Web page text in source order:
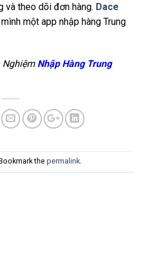
và theo dõi đơn hàng. Dace
một app nhập hàng Trung
Nghiệm Nhập Hàng Trung
the permalink.